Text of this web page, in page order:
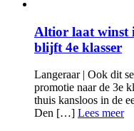
Altior laat winst
blijft 4e klasser
Langeraar | Ook dit
promotie naar de 3e
thuis kansloos in de
Den […] Lees meer